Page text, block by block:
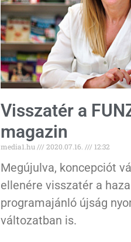
Visszatér a
magazin
media1.hu 2020.07.16. 12:32
Megújulva, koncepciót
ellenére visszatér a
programajánló újság
változatban is.